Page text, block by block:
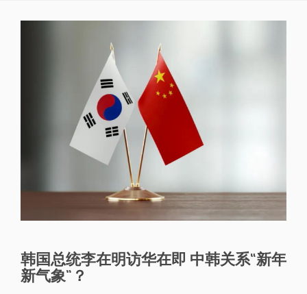
韩国总统李在明访华在即 中韩关系“新年
新气象”？